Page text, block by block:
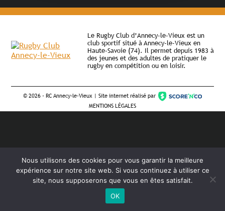
Le Rugby Club d’Annecy-le-Vieux est un
club sportif situé à Annecy-le-Vieux en
Haute-Savoie (74). Il permet depuis 1983 à
des jeunes et des adultes de pratiquer le
rugby en compétition ou en loisir.
©2026 - RC Annecy-le-Vieux | Site internet réalisé par
MENTIONS LÉGALES
Nous utilisons des cookies pour vous garantir la meilleure
expérience sur notre site web. Si vous continuez à utiliser ce
site, nous supposerons que vous en êtes satisfait.
OK